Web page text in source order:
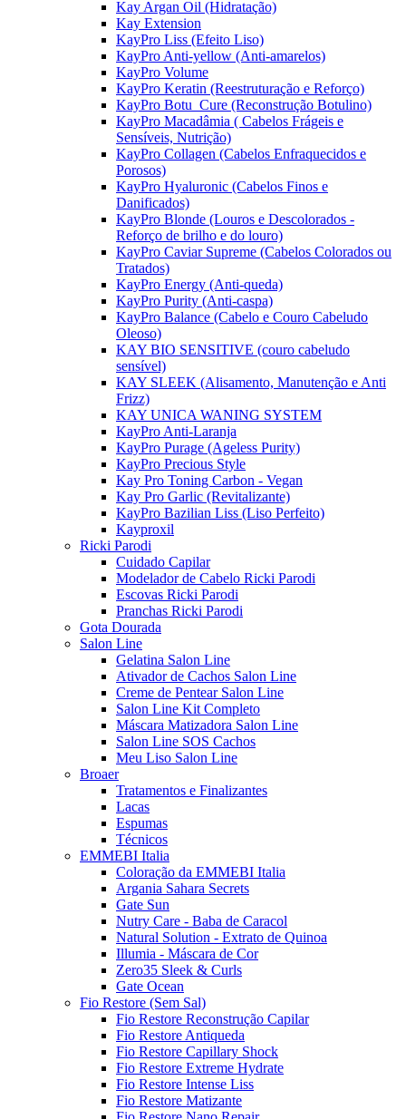
Kay Argan Oil (Hidratação)
Kay Extension
KayPro Liss (Efeito Liso)
KayPro Anti-yellow (Anti-amarelos)
KayPro Volume
KayPro Keratin (Reestruturação e Reforço)
KayPro Botu_Cure (Reconstrução Botulino)
KayPro Macadâmia ( Cabelos Frágeis e
Sensíveis, Nutrição)
KayPro Collagen (Cabelos Enfraquecidos e
Porosos)
KayPro Hyaluronic (Cabelos Finos e
Danificados)
KayPro Blonde (Louros e Descolorados -
Reforço de brilho e do louro)
KayPro Caviar Supreme (Cabelos Colorados ou
Tratados)
KayPro Energy (Anti-queda)
KayPro Purity (Anti-caspa)
KayPro Balance (Cabelo e Couro Cabeludo
Oleoso)
KAY BIO SENSITIVE (couro cabeludo
sensível)
KAY SLEEK (Alisamento, Manutenção e Anti
Frizz)
KAY UNICA WANING SYSTEM
KayPro Anti-Laranja
KayPro Purage (Ageless Purity)
KayPro Precious Style
Kay Pro Toning Carbon - Vegan
Kay Pro Garlic (Revitalizante)
KayPro Bazilian Liss (Liso Perfeito)
Kayproxil
Ricki Parodi
Cuidado Capilar
Modelador de Cabelo Ricki Parodi
Escovas Ricki Parodi
Pranchas Ricki Parodi
Gota Dourada
Salon Line
Gelatina Salon Line
Ativador de Cachos Salon Line
Creme de Pentear Salon Line
Salon Line Kit Completo
Máscara Matizadora Salon Line
Salon Line SOS Cachos
Meu Liso Salon Line
Broaer
Tratamentos e Finalizantes
Lacas
Espumas
Técnicos
EMMEBI Italia
Coloração da EMMEBI Italia
Argania Sahara Secrets
Gate Sun
Nutry Care - Baba de Caracol
Natural Solution - Extrato de Quinoa
Illumia - Máscara de Cor
Zero35 Sleek & Curls
Gate Ocean
Fio Restore (Sem Sal)
Fio Restore Reconstrução Capilar
Fio Restore Antiqueda
Fio Restore Capillary Shock
Fio Restore Extreme Hydrate
Fio Restore Intense Liss
Fio Restore Matizante